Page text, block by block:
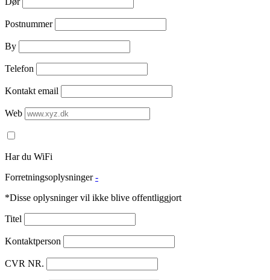
Postnummer
By
Telefon
Kontakt email
Web
Har du WiFi
Forretningsoplysninger -
*Disse oplysninger vil ikke blive offentliggjort
Titel
Kontaktperson
CVR NR.